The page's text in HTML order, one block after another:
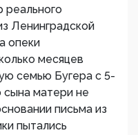
Ленинградской
опеки
месяцев
семью Бугера с 5-
матери не
письма из
пытались